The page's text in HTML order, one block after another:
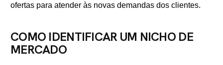
ofertas para atender às novas demandas dos clientes.
COMO IDENTIFICAR UM NICHO DE
MERCADO